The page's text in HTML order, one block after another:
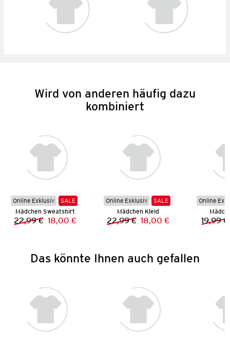
Wird von anderen häufig dazu
kombiniert
Online Exklusiv
SALE
Mädchen Sweatshirt
Vorheriger Preis:
22,99 € Neuer Preis:
18,00 €
Online Exklusiv
SALE
Mädchen Kleid
Vorheriger Preis:
22,99 € Neuer Preis:
18,00 €
Online
19,99 €
Das könnte Ihnen auch gefallen